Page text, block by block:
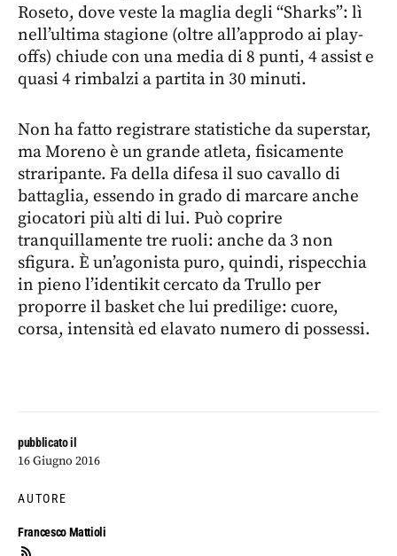
pubblicato il
16 Giugno 2016
AUTORE
Francesco Mattioli
Roseto, dove veste la maglia degli “Sharks”: lì
nell’ultima stagione (oltre all’approdo ai play-
offs) chiude con una media di 8 punti, 4 assist e
quasi 4 rimbalzi a partita in 30 minuti.
Non ha fatto registrare statistiche da superstar,
ma Moreno è un grande atleta, fisicamente
straripante. Fa della difesa il suo cavallo di
battaglia, essendo in grado di marcare anche
giocatori più alti di lui. Può coprire
tranquillamente tre ruoli: anche da 3 non
sfigura. È un’agonista puro, quindi, rispecchia
in pieno l’identikit cercato da Trullo per
proporre il basket che lui predilige: cuore,
corsa, intensità ed elavato numero di possessi.